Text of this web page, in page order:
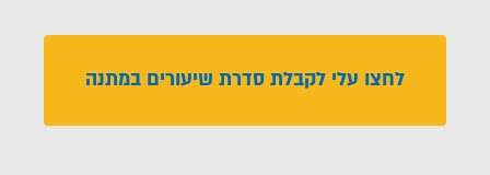
לחצו עלי לקבלת סדרת שיעורים במתנה